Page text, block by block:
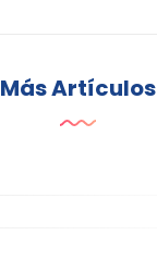
Más Artículos